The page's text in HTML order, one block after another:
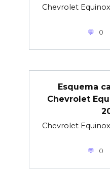
Chevrolet
0
Esquema
Chevrolet
Chevrolet
0